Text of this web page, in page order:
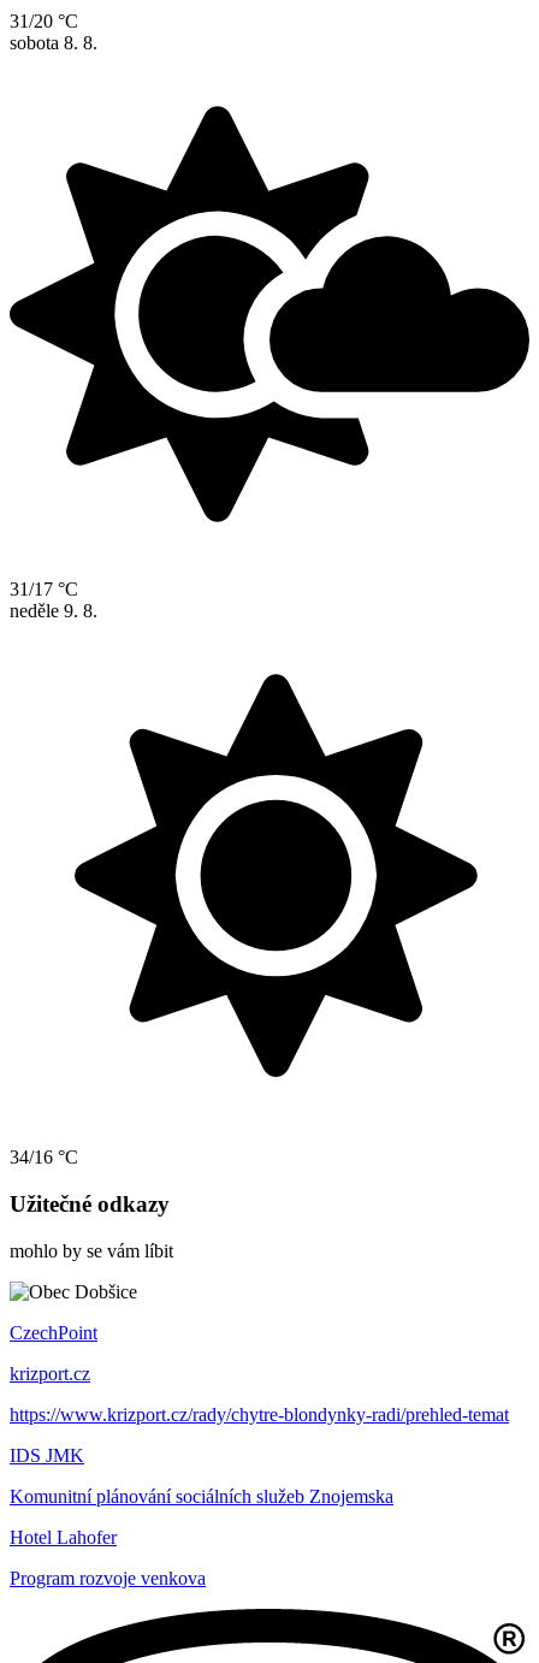
31/20 °C
sobota 8. 8.
31/17 °C
neděle 9. 8.
34/16 °C
Užitečné odkazy
mohlo by se vám líbit
CzechPoint
krizport.cz
https://www.krizport.cz/rady/chytre-blondynky-radi/prehled-temat
IDS JMK
Komunitní plánování sociálních služeb Znojemska
Hotel Lahofer
Program rozvoje venkova